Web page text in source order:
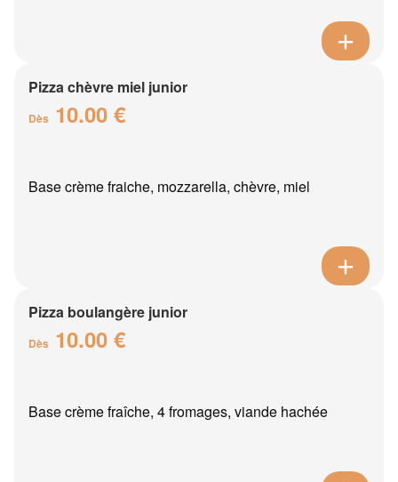
Pizza chèvre miel junior
Dès 10.00 €
Base crème fraiche, mozzarella, chèvre, miel
Pizza boulangère junior
Dès 10.00 €
Base crème fraîche, 4 fromages, viande hachée